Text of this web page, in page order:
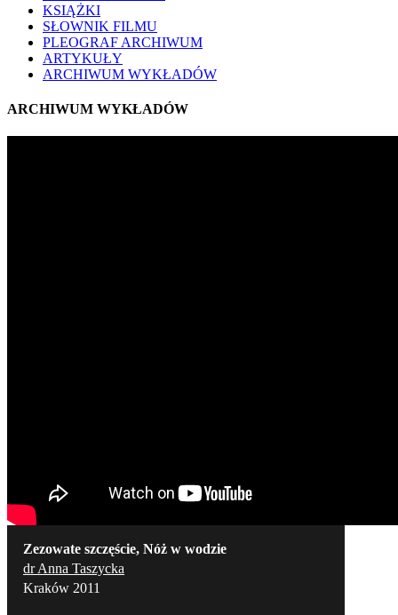
KSIĄŻKI
SŁOWNIK FILMU
PLEOGRAF ARCHIWUM
ARTYKUŁY
ARCHIWUM WYKŁADÓW
ARCHIWUM WYKŁADÓW
Zezowate szczęście, Nóż w wodzie
dr Anna Taszycka
Kraków 2011